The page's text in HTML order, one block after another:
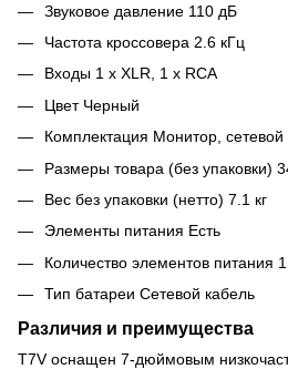
Звуковое давление 110 дБ
Частота кроссовера 2.6 кГц
Входы 1 x XLR, 1 x RCA
Цвет Черный
Комплектация Монитор, сетевой
Размеры товара (без упаковки)
Вес без упаковки (нетто) 7.1 кг
Элементы питания Есть
Количество элементов питания 1
Тип батареи Сетевой кабель
Различия и преимущества
T7V оснащен 7-дюймовым